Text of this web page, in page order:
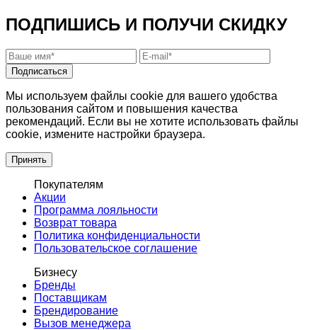
ПОДПИШИСЬ И ПОЛУЧИ СКИДКУ
Подписаться
Мы используем файлы cookie для вашего удобства
пользования сайтом и повышения качества
рекомендаций. Если вы не хотите использовать файлы
cookie, измените настройки браузера.
Принять
Покупателям
Акции
Программа лояльности
Возврат товара
Политика конфиденциальности
Пользовательское соглашение
Бизнесу
Бренды
Поставщикам
Брендирование
Вызов менеджера